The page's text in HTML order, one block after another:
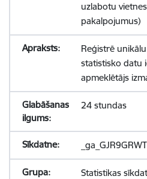
uzlabotu
pakalpojumus)
Reģistrē
statistisko datu
apmeklētājs
24 stundas
Statistikas